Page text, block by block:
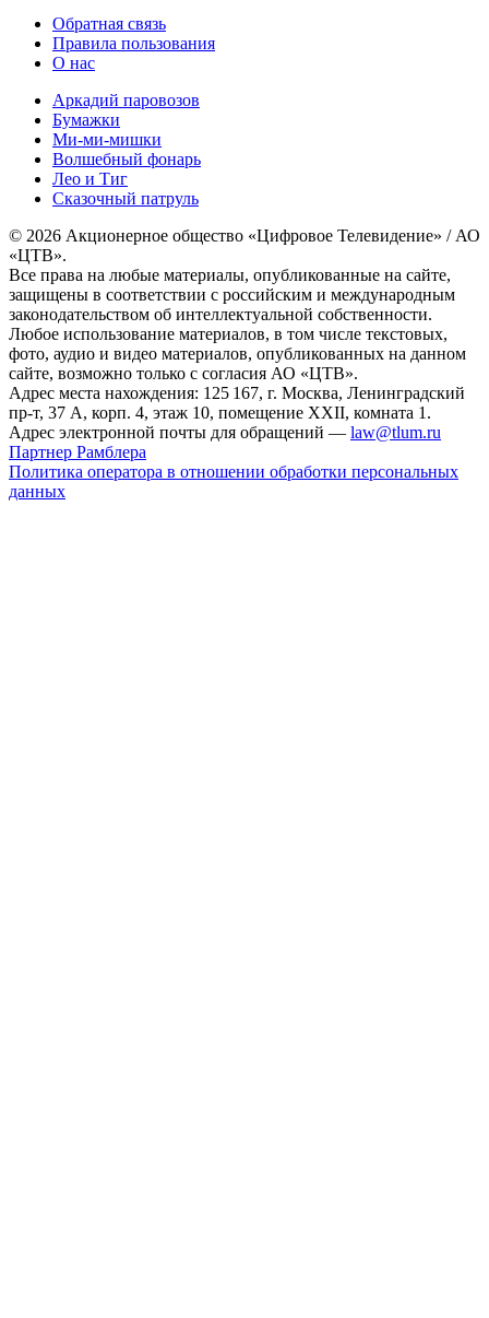
Обратная связь
Правила пользования
О нас
Аркадий паровозов
Бумажки
Ми-ми-мишки
Волшебный фонарь
Лео и Тиг
Сказочный патруль
© 2026 Акционерное общество «Цифровое Телевидение» / АО
«ЦТВ».
Все права на любые материалы, опубликованные на сайте,
защищены в соответствии с российским и международным
законодательством об интеллектуальной собственности.
Любое использование материалов, в том числе текстовых,
фото, аудио и видео материалов, опубликованных на данном
сайте, возможно только с согласия АО «ЦТВ».
Адрес места нахождения: 125 167, г. Москва, Ленинградский
пр-т, 37 А, корп. 4, этаж 10, помещение XXII, комната 1.
Адрес электронной почты для обращений — law@tlum.ru
Партнер Рамблера
Политика оператора в отношении обработки персональных
данных